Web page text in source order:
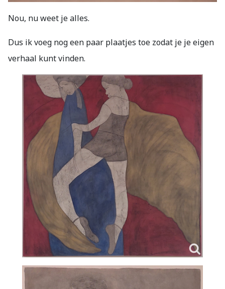
Nou, nu weet je alles.
Dus ik voeg nog een paar plaatjes toe zodat je je eigen
verhaal kunt vinden.